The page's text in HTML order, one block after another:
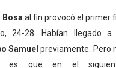
Bosa al fin provocó el primer
24-28. Habían llegado
Samuel previamente. Pero
es que en el